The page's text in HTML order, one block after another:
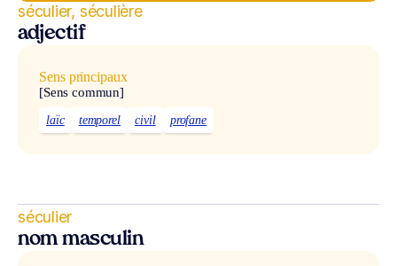
séculier, séculière
adjectif
Sens principaux
[Sens commun]
laïc temporel civil profane
séculier
nom masculin